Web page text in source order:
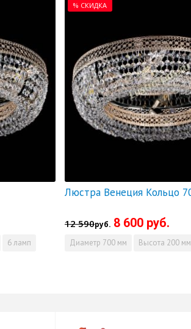
6 ламп
% СКИДКА
12 590руб. 8 600 руб.
Диаметр 700 мм Высота 200 мм